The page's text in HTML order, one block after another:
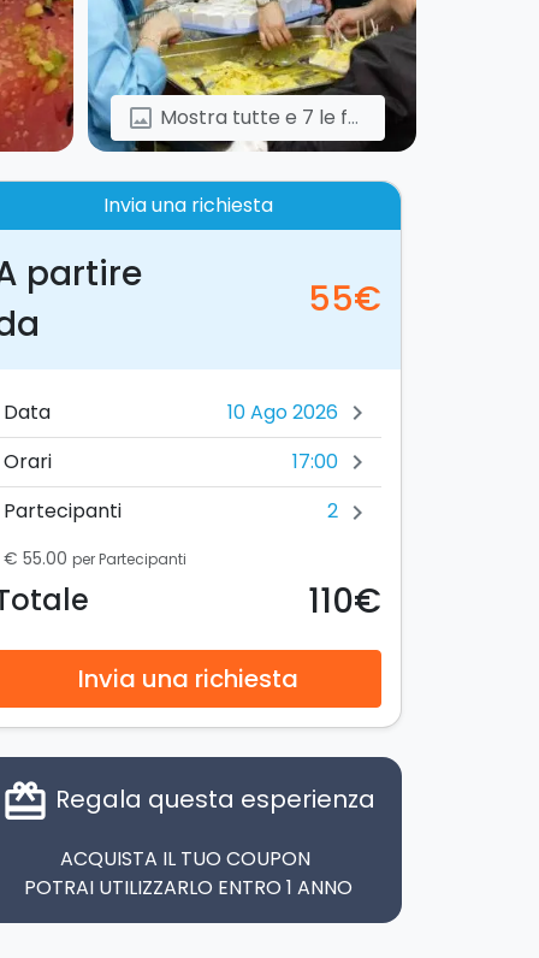
image Mostra tutte e 7 le foto
Invia una richiesta
partire
55€
Data chevron_right
Orari 17:00 chevron_right
Partecipanti 2 chevron_right
€ 55.00 per Partecipanti
110€
Invia una richiesta
card_giftcard Regala questa esperienza
ACQUISTA IL TUO COUPON
POTRAI UTILIZZARLO ENTRO 1 ANNO